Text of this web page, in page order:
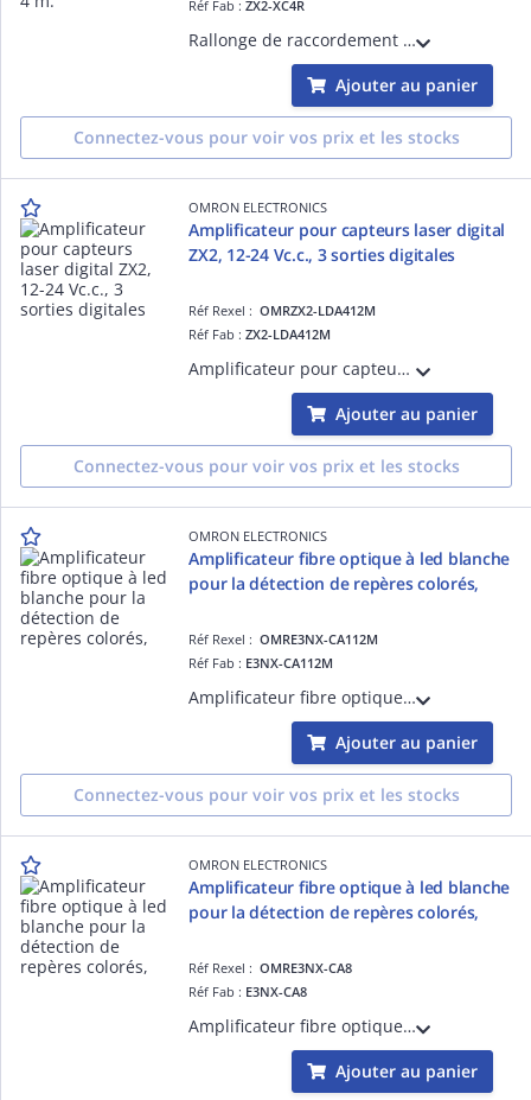
Réf Fab :ZX2-XC4R
Rallonge de raccordement (tête laser ZX2-LDxxx vers ZX2-LDAxxx), longueur 4 m.
Ajouter au panier
Connectez-vous pour voir vos prix et les stocks
OMRON ELECTRONICS
Amplificateur pour capteurs laser digital
ZX2, 12-24 Vc.c., 3 sorties digitales
Réf Rexel :OMRZX2-LDA412M
Réf Fab :ZX2-LDA412M
Amplificateur pour capteurs laser digital ZX2, 12-24 Vc.c., 3 sorties digitales PNP et 1 sortie analogique, câble 2 m
Ajouter au panier
Connectez-vous pour voir vos prix et les stocks
OMRON ELECTRONICS
Amplificateur fibre optique à led blanche
pour la détection de repères colorés,
Réf Rexel :OMRE3NX-CA112M
Réf Fab : E3NX-CA112M
Amplificateur fibre optique à led blanche pour la détection de repères colorés, sortie NPN, Smart Tuning, câble 2m
Ajouter au panier
Connectez-vous pour voir vos prix et les stocks
OMRON ELECTRONICS
Amplificateur fibre optique à led blanche
pour la détection de repères colorés,
Réf Rexel :OMRE3NX-CA8
Réf Fab : E3NX-CA8
Amplificateur fibre optique à led blanche pour la détection de repères colorés, Smart Tuning, Sortie PNP, modèle à connecteur
Ajouter au panier